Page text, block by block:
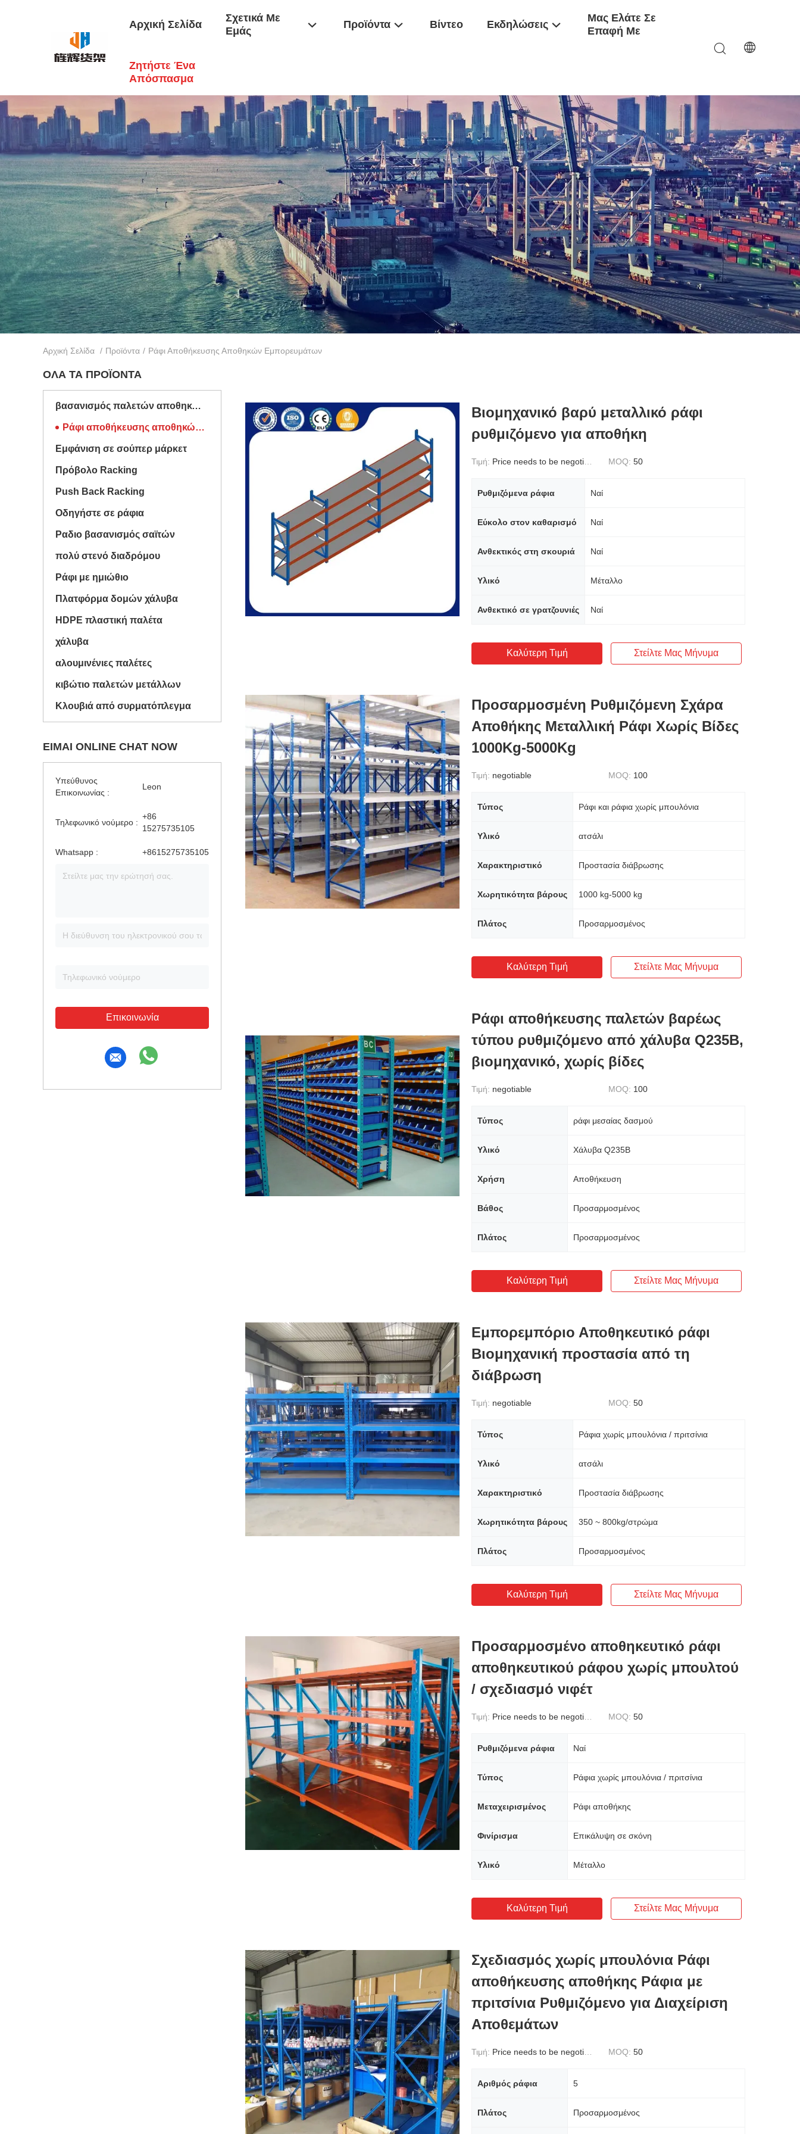
Αρχική Σελίδα
Σχετικά Με
Εμάς
Προϊόντα Βίντεο Εκδηλώσεις
Μας Ελάτε Σε
Επαφή Με
Ζητήστε Ένα
Απόσπασμα
Αρχική Σελίδα / Προϊόντα / Ράφι Αποθήκευσης Αποθηκών Εμπορευμάτων
ΌΛΑ ΤΑ ΠΡΟΪΌΝΤΑ
βασανισμός παλετών αποθηκών εμπορευμάτων
Ράφι αποθήκευσης αποθηκών εμπορευμάτων
Εμφάνιση σε σούπερ μάρκετ
Πρόβολο Racking
Push Back Racking
Οδηγήστε σε ράφια
Ραδιο βασανισμός σαϊτών
πολύ στενό διαδρόμου
Ράφι με ημιώθιο
Πλατφόρμα δομών χάλυβα
HDPE πλαστική παλέτα
χάλυβα
αλουμινένιες παλέτες
κιβώτιο παλετών μετάλλων
Κλουβιά από συρματόπλεγμα
ΕΊΜΑΙ ONLINE CHAT NOW
Υπεύθυνος
Επικοινωνίας :
Leon
Τηλεφωνικό νούμερο :
+86
15275735105
Whatsapp : +8615275735105
Επικοινωνία
Βιομηχανικό βαρύ μεταλλικό ράφι
ρυθμιζόμενο για αποθήκη
Τιμή: Price needs to be negotiated MOQ: 50
Ρυθμιζόμενα ράφια Ναί
Εύκολο στον καθαρισμό Ναί
Ανθεκτικός στη σκουριά Ναί
Υλικό Μέταλλο
Ανθεκτικό σε γρατζουνιές Ναί
Καλύτερη Τιμή Στείλτε Μας Μήνυμα
Προσαρμοσμένη Ρυθμιζόμενη Σχάρα
Αποθήκης Μεταλλική Ράφι Χωρίς Βίδες
1000Kg-5000Kg
Τιμή: negotiable MOQ: 100
Τύπος Ράφι και ράφια χωρίς μπουλόνια
Υλικό ατσάλι
Χαρακτηριστικό Προστασία διάβρωσης
Χωρητικότητα βάρους 1000 kg-5000 kg
Πλάτος Προσαρμοσμένος
Καλύτερη Τιμή Στείλτε Μας Μήνυμα
Ράφι αποθήκευσης παλετών βαρέως
τύπου ρυθμιζόμενο από χάλυβα Q235B,
βιομηχανικό, χωρίς βίδες
Τιμή: negotiable MOQ: 100
Τύπος ράφι μεσαίας δασμού
Υλικό Χάλυβα Q235B
Χρήση Αποθήκευση
Βάθος Προσαρμοσμένος
Πλάτος Προσαρμοσμένος
Καλύτερη Τιμή Στείλτε Μας Μήνυμα
Εμπορεμπόριο Αποθηκευτικό ράφι
Βιομηχανική προστασία από τη
διάβρωση
Τιμή: negotiable MOQ: 50
Τύπος Ράφια χωρίς μπουλόνια / πριτσίνια
Υλικό ατσάλι
Χαρακτηριστικό Προστασία διάβρωσης
Χωρητικότητα βάρους 350 ~ 800kg/στρώμα
Πλάτος Προσαρμοσμένος
Καλύτερη Τιμή Στείλτε Μας Μήνυμα
Προσαρμοσμένο αποθηκευτικό ράφι
αποθηκευτικού ράφου χωρίς μπουλτού
/ σχεδιασμό νιφέτ
Τιμή: Price needs to be negotiated MOQ: 50
Ρυθμιζόμενα ράφια Ναί
Τύπος Ράφια χωρίς μπουλόνια / πριτσίνια
Μεταχειρισμένος Ράφι αποθήκης
Φινίρισμα Επικάλυψη σε σκόνη
Υλικό Μέταλλο
Καλύτερη Τιμή Στείλτε Μας Μήνυμα
Σχεδιασμός χωρίς μπουλόνια Ράφι
αποθήκευσης αποθήκης Ράφια με
πριτσίνια Ρυθμιζόμενο για Διαχείριση
Αποθεμάτων
Τιμή: Price needs to be negotiated MOQ: 50
Αριθμός ράφια 5
Πλάτος Προσαρμοσμένος